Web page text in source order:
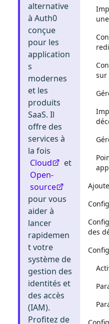
alternative
à Auth0
conçue
pour les
application
s
modernes
et les
produits
SaaS. Il
offre des
services à
la fois
Cloud
et
Open-
source
pour vous
aider à
lancer
rapidemen
t votre
système de
gestion des
identités et
des accès
(IAM).
Profitez de
sur
des